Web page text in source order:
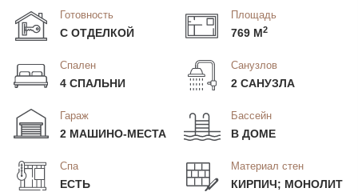
Готовность
С ОТДЕЛКОЙ
Площадь
769 М2
Спален
4 СПАЛЬНИ
Санузлов
2 САНУЗЛА
Гараж
2 МАШИНО-МЕСТА
Бассейн
В ДОМЕ
Спа
ЕСТЬ
Материал стен
КИРПИЧ; МОНОЛИТ